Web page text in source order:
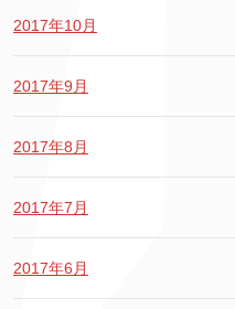
2017年10月
2017年9月
2017年8月
2017年7月
2017年6月